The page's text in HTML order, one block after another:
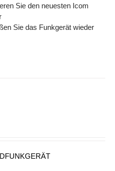
Sie den neuesten Icom
Sie das Funkgerät wieder